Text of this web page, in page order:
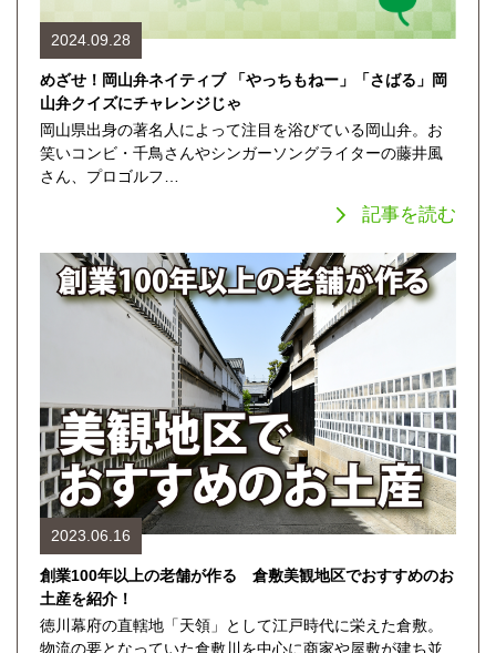
2024.09.28
めざせ！岡山弁ネイティブ 「やっちもねー」「さばる」岡
山弁クイズにチャレンジじゃ
岡山県出身の著名人によって注目を浴びている岡山弁。お
笑いコンビ・千鳥さんやシンガーソングライターの藤井風
さん、プロゴルフ…
記事を読む
2023.06.16
創業100年以上の老舗が作る 倉敷美観地区でおすすめのお
土産を紹介！
徳川幕府の直轄地「天領」として江戸時代に栄えた倉敷。
物流の要となっていた倉敷川を中心に商家や屋敷が建ち並